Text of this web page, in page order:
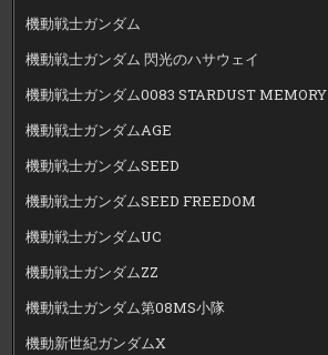
機動戦士ガンダム
機動戦士ガンダム 閃光のハサウェイ
機動戦士ガンダム0083 STARDUST MEMORY
機動戦士ガンダムAGE
機動戦士ガンダムSEED
機動戦士ガンダムSEED FREEDOM
機動戦士ガンダムUC
機動戦士ガンダムZZ
機動戦士ガンダム第08MS小隊
機動新世紀ガンダムX